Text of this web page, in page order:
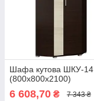
Шафа кутова ШКУ-14
(800х800х2100)
6 608,70 ₴ 7 343 ₴